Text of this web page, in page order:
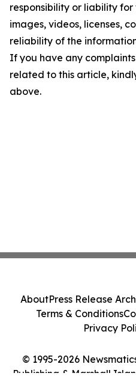
responsibility or liability
images, videos, licenses,
reliability of the
If you have any
related to this article,
above.
© 1995-2026
Publishing & Marshall
AboutPress Release
Terms & Conditions
Privacy